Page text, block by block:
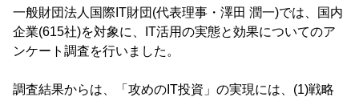
一般財団法人国際IT財団(代表理事・澤田 潤一)では、国内
企業(615社)を対象に、IT活用の実態と効果についてのア
ンケート調査を行いました。
調査結果からは、「攻めのIT投資」の実現には、(1)戦略